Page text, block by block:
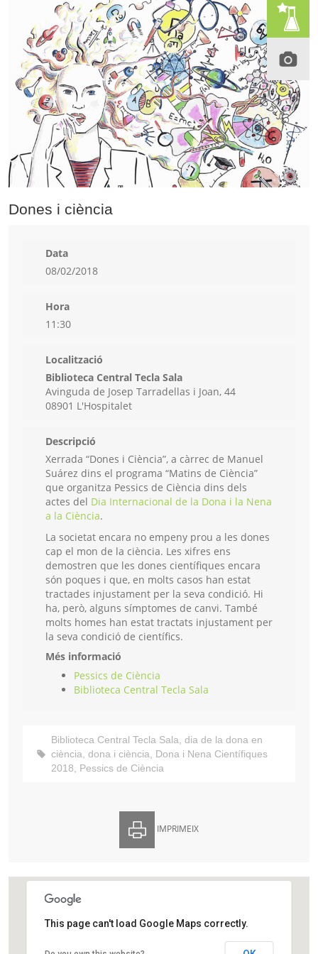
Dones i ciència
Data
08/02/2018
Hora
11:30
Localització
Biblioteca Central Tecla Sala
Avinguda de Josep Tarradellas i Joan, 44
08901 L'Hospitalet
Descripció
Xerrada “Dones i Ciència”, a càrrec de Manuel
Suárez dins el programa “Matins de Ciència”
que organitza Pessics de Ciència dins dels
actes del Dia Internacional de la Dona i la Nena
a la Ciència.
La societat encara no empeny prou a les dones
cap el mon de la ciència. Les xifres ens
demostren que les dones científiques encara
són poques i que, en molts casos han estat
tractades injustament per la seva condició. Hi
ha, però, alguns símptomes de canvi. També
molts homes han estat tractats injustament per
la seva condició de científics.
Més informació
Pessics de Ciència
Biblioteca Central Tecla Sala
Biblioteca Central Tecla Sala, dia de la dona en
ciència, dona i ciència, Dona i Nena Científiques
2018, Pessics de Ciència
IMPRIMEIX
Biblioteca Central Tecla Sala
This page can't load Google Maps correctly.